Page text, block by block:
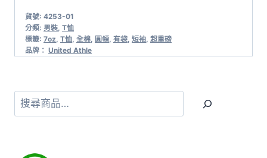
貨號: 4253-01
分類: 男裝, T恤
標籤: 7oz, T恤, 全棉, 圓領, 有袋, 短袖, 超重磅
品牌： United Athle
搜
尋